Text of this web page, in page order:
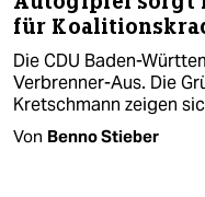
für
Die CDU Baden-
Verbrenner-Aus. Die
Kretschmann zeigen
Von Benno Stieber